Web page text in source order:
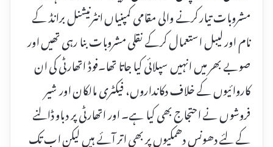
مشروبات تیار کرنے والی مقامی کمپنیاں انٹرنیشنل برانڈ کے
نام اور لیبل استعمال کرکے نقلی مشروبات بنا رہی تھیں اور
صوبے بھر میں انہیں سپلائی کیا جاتا تھا۔فوڈ اتھارٹی کی ان
کاروائیوں کے خلاف دکانداروں، فیکٹری مالکان اور شیر
فروشوں نے احتجاج بھی کیا ہے۔ اور اتھارٹی پر دباو ڈالنے
کے لئے دھونس دھمکیوں پر بھی اتر آئے ہیں لیکن اب تک